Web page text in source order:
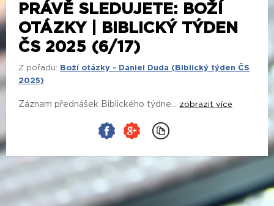
PRÁVĚ SLEDUJETE: BOŽÍ
OTÁZKY | BIBLICKÝ TÝDEN
ČS 2025 (6/17)
Z pořadu:
Boží otázky - Daniel Duda (Biblický týden ČS
2025)
Záznam přednášek Biblického týdne... zobrazit více